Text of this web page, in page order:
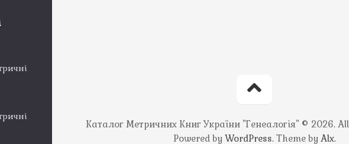
Каталог Метричних Книг України "Генеалогія" © 2026.
Powered by WordPress. Theme by Alx.